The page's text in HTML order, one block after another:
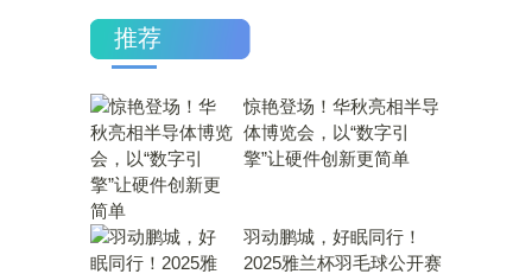
推荐
惊艳登场！华秋亮相半导
体博览会，以“数字引
擎”让硬件创新更简单
羽动鹏城，好眠同行！
2025雅兰杯羽毛球公开赛